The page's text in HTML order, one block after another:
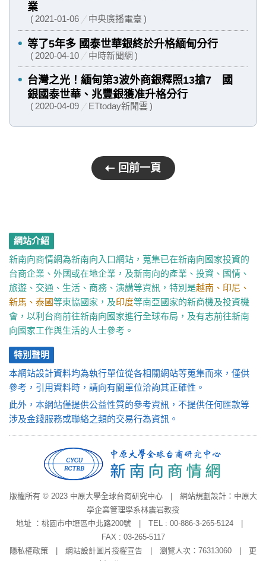
業
2021-01-06 中央廣播電臺
等了5年多 國泰世華銀終於升格緬甸分行
2020-04-10 中時新聞網
台灣之光！緬甸第3波外商銀釋照13搶7 國
銀國泰世華、兆豐銀獲准升格分行
2020-04-09 ETtoday新聞雲
回前一頁
網站介紹
新南向商情網為新南向入口網站，蒐集已在新南向國家投資的
台商企業、外國或在地企業，及新南向的產業、投資、國情、
旅遊、交通、生活、商務、演講等資訊，特別是越南、印尼、
新馬、泰國等東協國家，及印度等南亞國家的新商機及投資機
會，以利台商前往新南向國家進行全球布局，及有志前往新南
向國家工作與生活的人士參考。
特別聲明
本網站設計資料均為執行單位從各相關網站等蒐集而來，僅供
參考，引用資料時，請向有關單位洽詢其正確性。
此外，本網站僅提供公益性質的參考資訊，不提供任何匯款等
涉及金錢服務或聯絡之類的交易行為資訊。
版權所有 © 2023 中原大學全球台商研究中心 | 網站規劃設計：中原大
學企業管理學系林震岩教授
地址 ：桃園市中壢區中北路200號 | TEL : 00-886-3-265-5124 |
FAX : 03-265-5117
隱私權政策 | 網站設計圖片授權宣告 | 瀏覽人次：76313060 | 更